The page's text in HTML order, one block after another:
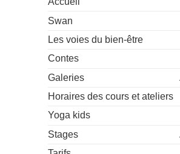
Swan
Les voies du bien-être
Contes
Galeries
Horaires des cours et ateliers
Yoga kids
Stages